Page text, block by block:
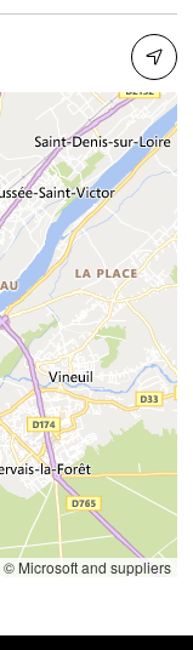
© Microsoft and suppliers